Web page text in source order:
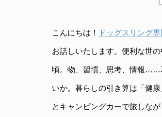
こんにちは！ ドッグスリング
お話しいたします。便利な世
頃。物、習慣、思考、情報……
いか。暮らしの引き算は「健
とキャンピングカーで旅しな